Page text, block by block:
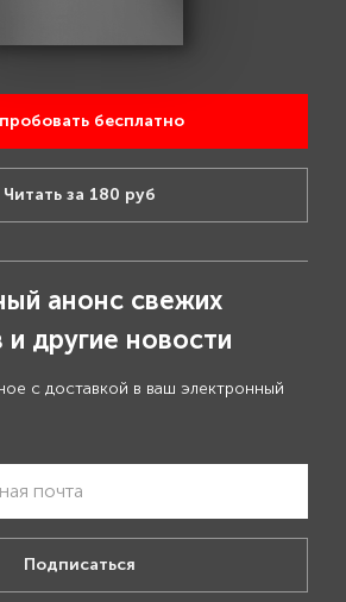
бесплатно
Читать за 180 руб
анонс свежих
другие новости
с доставкой в ваш электронный
Подписаться